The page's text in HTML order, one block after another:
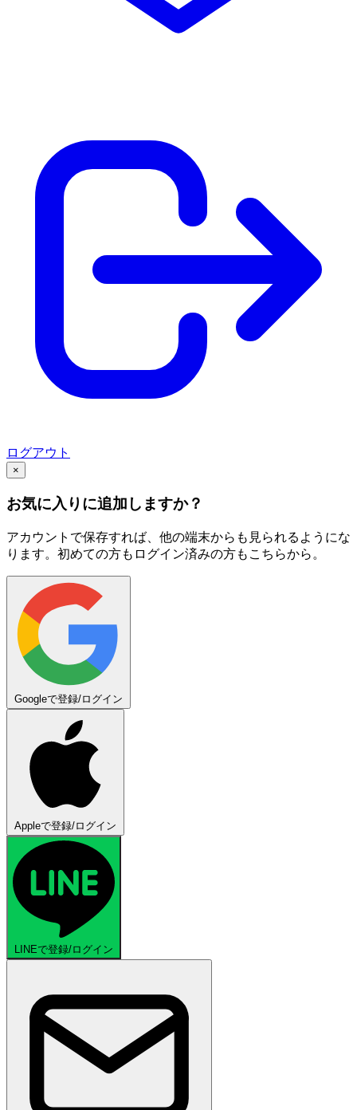
ログアウト
×
お気に入りに追加しますか？
アカウントで保存すれば、他の端末からも見られるようにな
ります。初めての方もログイン済みの方もこちらから。
Googleで登録/ログイン
Appleで登録/ログイン
LINEで登録/ログイン